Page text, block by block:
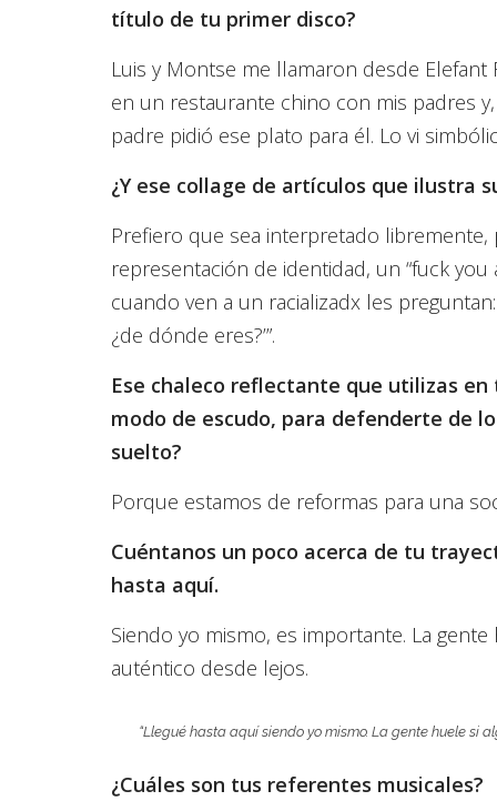
título de tu primer disco?
Luis y Montse me llamaron desde Elefant
en un restaurante chino con mis padres
padre pidió ese plato para él. Lo vi
¿Y ese collage de artículos que ilustra
Prefiero que sea interpretado libremente,
representación de identidad, un “fuck
cuando ven a un racializadx les
¿de dónde eres?’”.
Ese chaleco reflectante que utilizas en
modo de escudo, para defenderte de
suelto?
Porque estamos de reformas para una
Cuéntanos un poco acerca de tu
hasta aquí.
Siendo yo mismo, es importante. La
auténtico desde lejos.
“Llegué hasta aquí siendo yo mismo. La gente huele si
¿Cuáles son tus referentes musicales?